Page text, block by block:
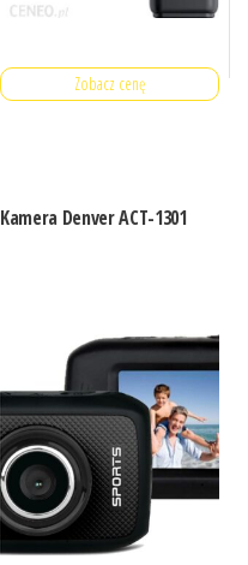
Zobacz cenę
Kamera Denver ACT-1301